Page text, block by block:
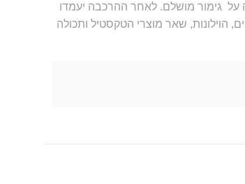
על גימור מושלם. לאחר ההרכבה יעמדו
הוילונות, שאר מוצרי הטקסטיל ותכולה